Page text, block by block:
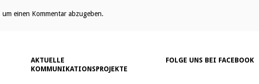
um einen Kommentar abzugeben.
AKTUELLE
KOMMUNIKATIONSPROJEKTE
FOLGE UNS BEI FACEBOOK